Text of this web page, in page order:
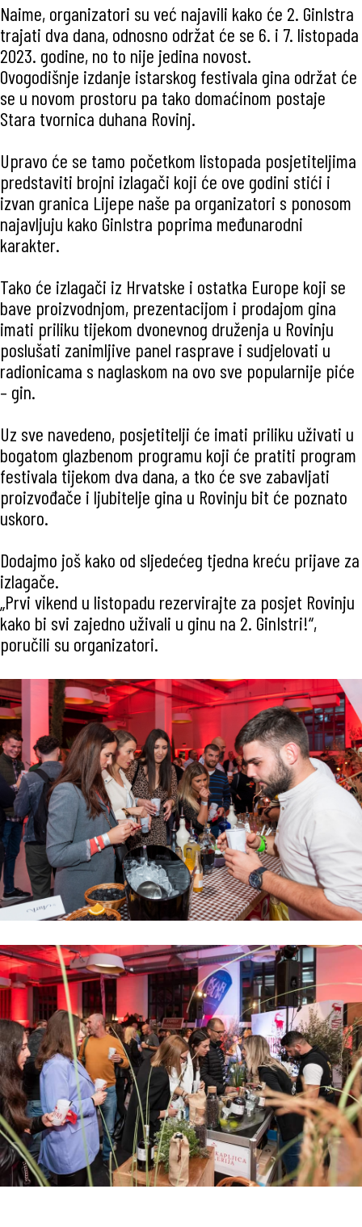
Naime, organizatori su već najavili kako će 2. GinIstra
trajati dva dana, odnosno održat će se 6. i 7. listopada
2023. godine, no to nije jedina novost.
Ovogodišnje izdanje istarskog festivala gina održat će
se u novom prostoru pa tako domaćinom postaje
Stara tvornica duhana Rovinj.
Upravo će se tamo početkom listopada posjetiteljima
predstaviti brojni izlagači koji će ove godini stići i
izvan granica Lijepe naše pa organizatori s ponosom
najavljuju kako GinIstra poprima međunarodni
karakter.
Tako će izlagači iz Hrvatske i ostatka Europe koji se
bave proizvodnjom, prezentacijom i prodajom gina
imati priliku tijekom dvonevnog druženja u Rovinju
poslušati zanimljive panel rasprave i sudjelovati u
radionicama s naglaskom na ovo sve popularnije piće
– gin.
Uz sve navedeno, posjetitelji će imati priliku uživati u
bogatom glazbenom programu koji će pratiti program
festivala tijekom dva dana, a tko će sve zabavljati
proizvođače i ljubitelje gina u Rovinju bit će poznato
uskoro.
Dodajmo još kako od sljedećeg tjedna kreću prijave za
izlagače.
„Prvi vikend u listopadu rezervirajte za posjet Rovinju
kako bi svi zajedno uživali u ginu na 2. GinIstri!“,
poručili su organizatori.